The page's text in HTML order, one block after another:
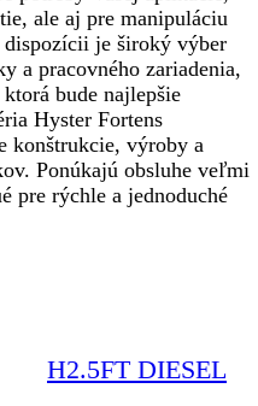
ale aj pre manipuláciu
je široký výber
a pracovného zariadenia,
bude najlepšie
Hyster Fortens
konštrukcie, výroby a
Ponúkajú obsluhe veľmi
pre rýchle a jednoduché
H2.5FT DIESEL